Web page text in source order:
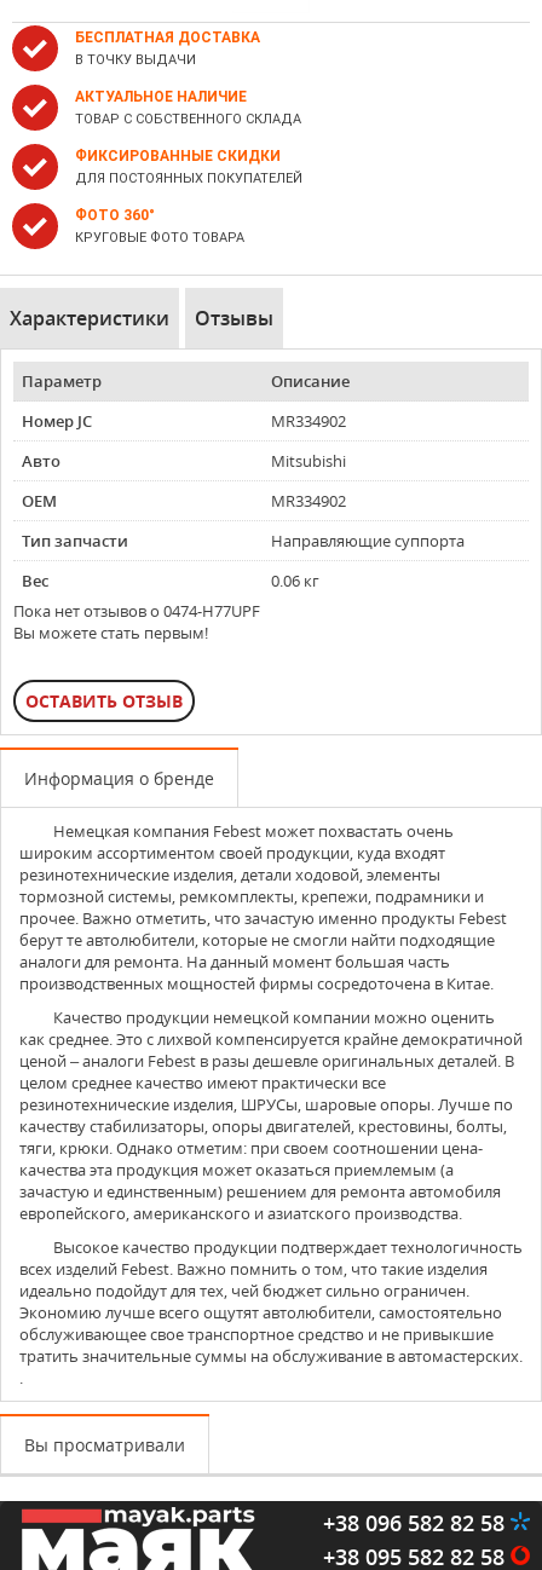
БЕСПЛАТНАЯ ДОСТАВКА
В ТОЧКУ ВЫДАЧИ
АКТУАЛЬНОЕ НАЛИЧИЕ
ТОВАР С СОБСТВЕННОГО СКЛАДА
ФИКСИРОВАННЫЕ СКИДКИ
ДЛЯ ПОСТОЯННЫХ ПОКУПАТЕЛЕЙ
ФОТО 360°
КРУГОВЫЕ ФОТО ТОВАРА
Характеристики Отзывы
Параметр
Описание
Номер JC
MR334902
Авто
Mitsubishi
OEM
MR334902
Тип запчасти
Направляющие суппорта
Вес
0.06 кг
Пока нет отзывов о 0474-H77UPF
Вы можете стать первым!
ОСТАВИТЬ ОТЗЫВ
Информация о бренде
Немецкая компания Febest может похвастать очень
широким ассортиментом своей продукции, куда входят
резинотехнические изделия, детали ходовой, элементы
тормозной системы, ремкомплекты, крепежи, подрамники и
прочее. Важно отметить, что зачастую именно продукты Febest
берут те автолюбители, которые не смогли найти подходящие
аналоги для ремонта. На данный момент большая часть
производственных мощностей фирмы сосредоточена в Китае.
Качество продукции немецкой компании можно оценить
как среднее. Это с лихвой компенсируется крайне демократичной
ценой – аналоги Febest в разы дешевле оригинальных деталей. В
целом среднее качество имеют практически все
резинотехнические изделия, ШРУСы, шаровые опоры. Лучше по
качеству стабилизаторы, опоры двигателей, крестовины, болты,
тяги, крюки. Однако отметим: при своем соотношении цена-
качества эта продукция может оказаться приемлемым (а
зачастую и единственным) решением для ремонта автомобиля
европейского, американского и азиатского производства.
Высокое качество продукции подтверждает технологичность
всех изделий Febest. Важно помнить о том, что такие изделия
идеально подойдут для тех, чей бюджет сильно ограничен.
Экономию лучше всего ощутят автолюбители, самостоятельно
обслуживающее свое транспортное средство и не привыкшие
тратить значительные суммы на обслуживание в автомастерских.
.
Вы просматривали
+38 096 582 82 58
+38 095 582 82 58